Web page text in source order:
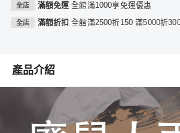
全店 滿額免運全館滿1000享免運優惠
全店 滿額折扣全館滿2500折150 滿5000折
產品介紹